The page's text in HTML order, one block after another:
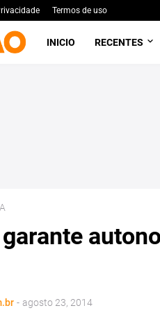
Termos de uso
INICIO RECENTES
- agosto 23, 2014